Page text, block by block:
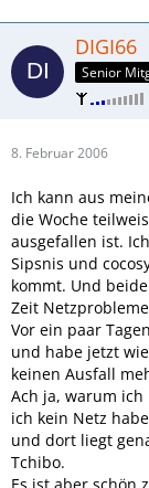
Axelchen
DIGI66
Senior
8. Februar 2006
Ich kann aus
die Woche
ausgefallen ist.
Sipsnis und
kommt. Und
Zeit
Vor ein paar
und habe jetzt
keinen Ausfall
Ach ja, warum
ich kein Netz
und dort liegt
Tchibo.